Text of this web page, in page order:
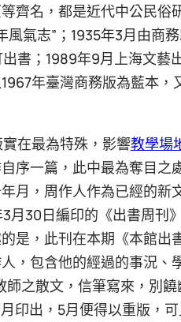
齊名，都是近代中公民俗
氣志”；1935年3月由商
書；1989年9月上海文藝
年臺灣商務版為藍本
在最為特殊，影響教學場
序一篇，此中最為奪目
月，周作人作為已經的新
月30日編印的《出書周刊
是，此刊在本期《本館出
，包含他的經過的事況
師之散文，信筆寫來，別
印出，5月便得以重版，